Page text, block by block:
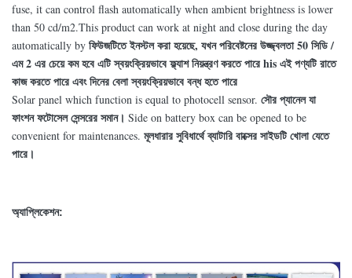
fuse, it can control flash automatically when ambient brightness is lower
than 50 cd/m2.This product can work at night and close during the day
automatically by ফিউজটিতে ইনস্টল করা হয়েছে, যখন পরিবেষ্টনের উজ্জ্বলতা 50 সিডি /
এম 2 এর চেয়ে কম হবে এটি স্বয়ংক্রিয়ভাবে ফ্ল্যাশ নিয়ন্ত্রণ করতে পারে his এই পণ্যটি রাতে
কাজ করতে পারে এবং দিনের বেলা স্বয়ংক্রিয়ভাবে বন্ধ হতে পারে
Solar panel which function is equal to photocell sensor. সৌর প্যানেল যা
ফাংশন ফটোসেল সেন্সরের সমান। Side on battery box can be opened to be
convenient for maintenances. মূলধারার সুবিধার্থে ব্যাটারি বাক্সের সাইডটি খোলা যেতে
পারে।
অ্যাপ্লিকেশন: